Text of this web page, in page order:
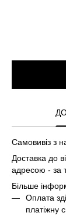
Самовивіз з
Доставка до
адресою - за
Більше
Оплата
платіжну